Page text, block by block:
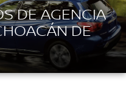
DE AGENCIA
DE